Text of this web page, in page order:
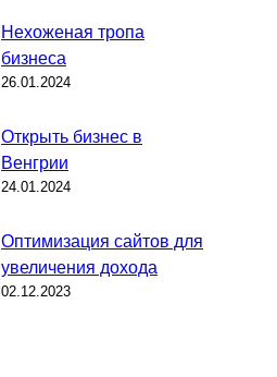
Нехоженая тропа
бизнеса
26.01.2024
Открыть бизнес в
Венгрии
24.01.2024
Оптимизация сайтов для
увеличения дохода
02.12.2023